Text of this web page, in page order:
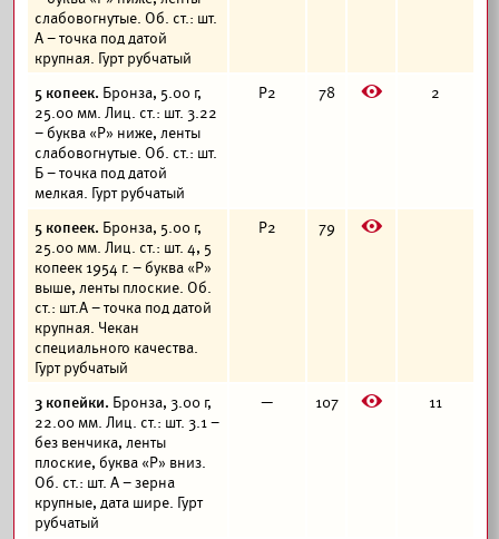
слабовогнутые. Об. ст.: шт.
А – точка под датой
крупная. Гурт рубчатый
5 копеек. Бронза, 5.00 г,
25.00 мм. Лиц. ст.: шт. 3.22
– буква «Р» ниже, ленты
слабовогнутые. Об. ст.: шт.
Б – точка под датой
мелкая. Гурт рубчатый
Р2 78 E 2
5 копеек. Бронза, 5.00 г,
25.00 мм. Лиц. ст.: шт. 4, 5
копеек 1954 г. – буква «Р»
выше, ленты плоские. Об.
ст.: шт.А – точка под датой
крупная. Чекан
специального качества.
Гурт рубчатый
Р2 79 E
3 копейки. Бронза, 3.00 г,
22.00 мм. Лиц. ст.: шт. 3.1 –
без венчика, ленты
плоские, буква «Р» вниз.
Об. ст.: шт. А – зерна
крупные, дата шире. Гурт
рубчатый
— 107 E 11